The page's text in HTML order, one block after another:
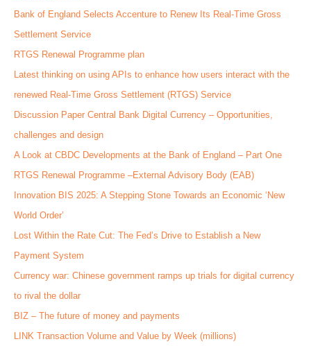
Bank of England Selects Accenture to Renew Its Real-Time Gross
Settlement Service
RTGS Renewal Programme plan
Latest thinking on using APIs to enhance how users interact with the
renewed Real-Time Gross Settlement (RTGS) Service
Discussion Paper Central Bank Digital Currency – Opportunities,
challenges and design
A Look at CBDC Developments at the Bank of England – Part One
RTGS Renewal Programme –External Advisory Body (EAB)
Innovation BIS 2025: A Stepping Stone Towards an Economic ‘New
World Order’
Lost Within the Rate Cut: The Fed’s Drive to Establish a New
Payment System
Currency war: Chinese government ramps up trials for digital currency
to rival the dollar
BIZ – The future of money and payments
LINK Transaction Volume and Value by Week (millions)